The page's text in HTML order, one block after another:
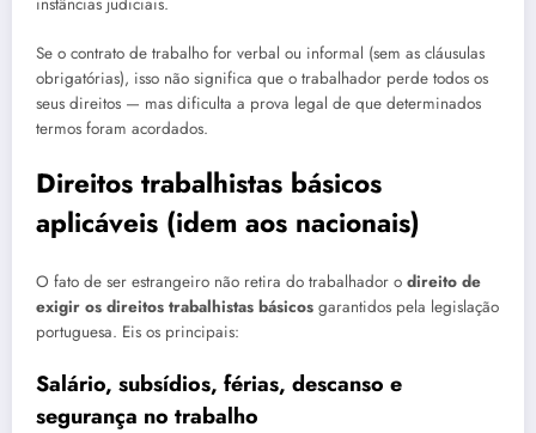
instâncias judiciais.
Se o contrato de trabalho for verbal ou informal (sem as cláusulas
obrigatórias), isso não significa que o trabalhador perde todos os
seus direitos — mas dificulta a prova legal de que determinados
termos foram acordados.
Direitos trabalhistas básicos
aplicáveis (idem aos nacionais)
O fato de ser estrangeiro não retira do trabalhador o direito de
exigir os direitos trabalhistas básicos garantidos pela legislação
portuguesa. Eis os principais:
Salário, subsídios, férias, descanso e
segurança no trabalho